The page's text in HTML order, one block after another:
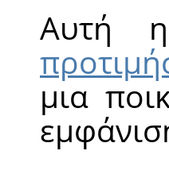
Αυτή
μια